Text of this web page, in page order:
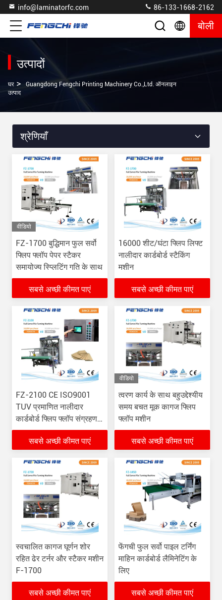
info@laminatorfc.com 86-133-1668-2162
बोली
उत्पादों
घर >
Guangdong Fengchi Printing Machinery Co.,Ltd. ऑनलाइन
उत्पाद
श्रेणियाँ
वीडियो
FZ-1700 बुद्धिमान फुल सर्वो
फ्लिप फ्लॉप पेपर स्टैकर
समायोज्य स्प्लिटिंग गति के साथ
सबसे अच्छी कीमत पाएं
16000 शीट/घंटा फ्लिप लिफ्ट
नालीदार कार्डबोर्ड स्टैकिंग
मशीन
सबसे अच्छी कीमत पाएं
FZ-2100 CE ISO9001
TUV प्रमाणित नालीदार
कार्डबोर्ड फ्लिप फ्लॉप संग्रहण
कागज ढेर टर्नर
सबसे अच्छी कीमत पाएं
वीडियो
त्वरण कार्य के साथ बहुउद्देश्यीय
समय बचत मूक कागज फ्लिप
फ्लॉप मशीन
सबसे अच्छी कीमत पाएं
स्वचालित कागज घूर्णन शोर
रहित ढेर टर्नर और स्टैकर मशीन
F-1700
सबसे अच्छी कीमत पाएं
फेंगची फुल सर्वो पाइल टर्निंग
माहिन कार्डबोर्ड लैमिनेटिंग के
लिए
सबसे अच्छी कीमत पाएं